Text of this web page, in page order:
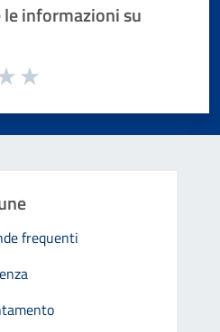
informazioni su
frequenti